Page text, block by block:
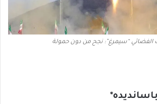
الفضائي “سيمرغ”: نجح من دون حمولة